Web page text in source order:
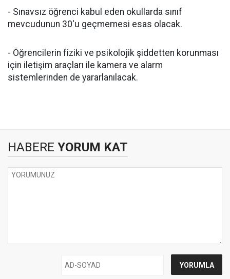
- Sınavsız öğrenci kabul eden okullarda sınıf
mevcudunun 30'u geçmemesi esas olacak.
- Öğrencilerin fiziki ve psikolojik şiddetten korunması
için iletişim araçları ile kamera ve alarm
sistemlerinden de yararlanılacak.
HABERE YORUM KAT